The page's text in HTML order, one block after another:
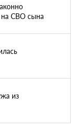
на СВО сына
из